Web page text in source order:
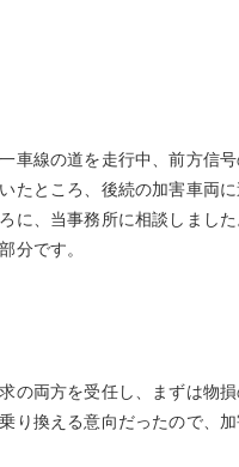
線の道を走行中、前方信
ところ、後続の加害車両に
、当事務所に相談しました
です。
両方を受任し、まずは物損
換える意向だったので、